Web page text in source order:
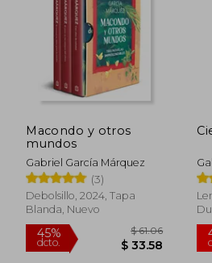
45%
dcto.
$ 36.19
$ 19.90
Macondo y otros
mundos
Gabriel García Márquez
(3)
Debolsillo, 2024, Tapa
Blanda, Nuevo